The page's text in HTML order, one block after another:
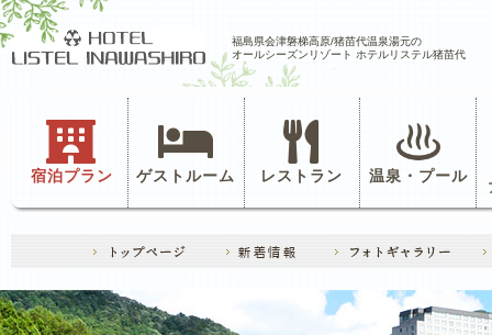
福島県会津磐梯高原/猪苗代温泉湯元の
オールシーズンリゾート ホテルリステル猪苗代
宿泊プラン ゲストルーム レストラン 温泉・プール